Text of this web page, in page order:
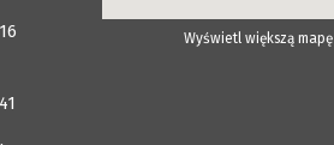
Wyświetl większą mapę